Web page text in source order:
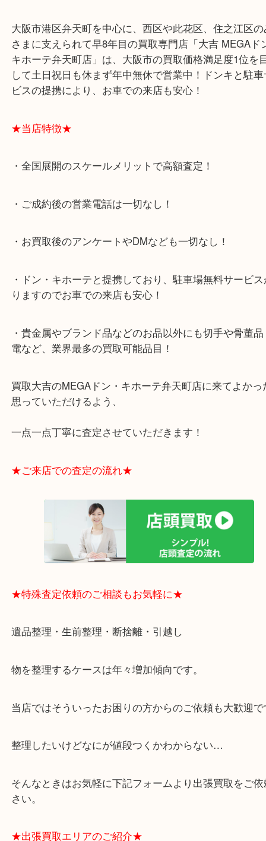
公開日:2025/02/14 最終更新日:2025/07/28
珊瑚 コーラル ダイヤモンド Pt900 プラチナ 白金（ N/A N/A 珊瑚 コ
モンド Pt900 プラチナ 白金 ）
全て ダイヤモンド Pt900 貴金属 プラチナ 宝石 港区
す！
サンゴは、ちょっと表現は怖いのですが血の様な赤
ものが血赤珊瑚と言われ、価値が高くなります！
リングやネックレスに限らず、帯留めなどもよくサ
お使いでないサンゴのアクセサリーは是非大吉に
さいね！
さまに支えられて早8年目の買取専門店「大吉
キホーテ弁天町店」は、大阪市の買取価格満足度1
ビスの提携により、お車での来店も安心！
★当店特徴★
・ご成約後の営業電話は一切なし！
・お買取後のアンケートやDMなども一切なし！